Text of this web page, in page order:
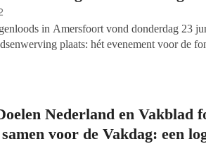
in Amersfoort vond donderdag 23
plaats: hét evenement voor de
fondsenwerving. Was je er niet bij, of wil
Thijs verzorgde updates vanaf de dag:
Nederland en Vakblad
voor de Vakdag: een